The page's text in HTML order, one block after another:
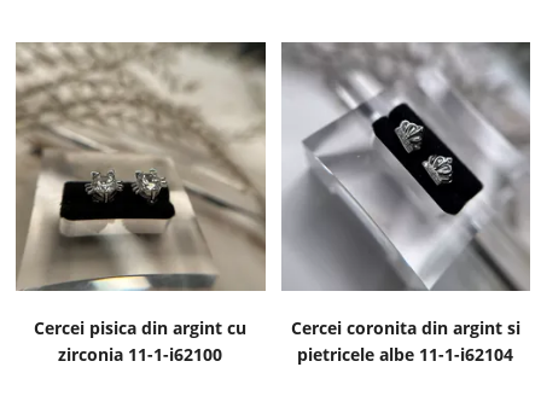
Cercei pisica din argint cu
zirconia 11-1-i62100
Cercei coronita din argint si
pietricele albe 11-1-i62104